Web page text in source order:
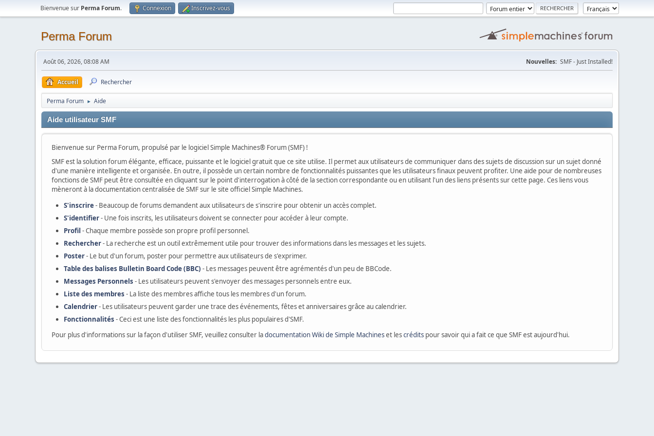
Bienvenue sur Perma Forum. Connexion Inscrivez-vous
Perma Forum
Août 06, 2026, 08:08 AM Nouvelles: SMF - Just Installed!
Accueil Rechercher
Perma Forum ► Aide
Aide utilisateur SMF
Bienvenue sur Perma Forum, propulsé par le logiciel Simple Machines® Forum (SMF) !
SMF est la solution forum élégante, efficace, puissante et le logiciel gratuit que ce site utilise. Il permet aux utilisateurs de communiquer dans des sujets de discussion sur un sujet donné
d'une manière intelligente et organisée. En outre, il possède un certain nombre de fonctionnalités puissantes que les utilisateurs finaux peuvent profiter. Une aide pour de nombreuses
fonctions de SMF peut être consultée en cliquant sur le point d'interrogation à côté de la section correspondante ou en utilisant l'un des liens présents sur cette page. Ces liens vous
mèneront à la documentation centralisée de SMF sur le site officiel Simple Machines.
S'inscrire- Beaucoup de forums demandent aux utilisateurs de s'inscrire pour obtenir un accès complet.
S'identifier- Une fois inscrits, les utilisateurs doivent se connecter pour accéder à leur compte.
Profil - Chaque membre possède son propre profil personnel.
Rechercher- La recherche est un outil extrêmement utile pour trouver des informations dans les messages et les sujets.
Poster- Le but d'un forum, poster pour permettre aux utilisateurs de s'exprimer.
Table des balises Bulletin Board Code (BBC) - Les messages peuvent être agrémentés d'un peu de BBCode.
Messages Personnels - Les utilisateurs peuvent s'envoyer des messages personnels entre eux.
Liste des membres - La liste des membres affiche tous les membres d'un forum.
Calendrier- Les utilisateurs peuvent garder une trace des événements, fêtes et anniversaires grâce au calendrier.
Fonctionnalités - Ceci est une liste des fonctionnalités les plus populaires d'SMF.
Pour plus d'informations sur la façon d'utiliser SMF, veuillez consulter ladocumentation Wiki de Simple Machineset lescrédits pour savoir qui a fait ce que SMF est aujourd'hui.